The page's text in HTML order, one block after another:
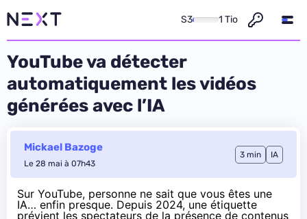
S3 1 Tio
YouTube va détecter
automatiquement les vidéos
générées avec l’IA
Mickael Bazoge
Le 28 mai à 07h43
3 min IA
Sur YouTube, personne ne sait que vous êtes une
IA… enfin presque. Depuis 2024, une étiquette
prévient les spectateurs de la présence de contenus